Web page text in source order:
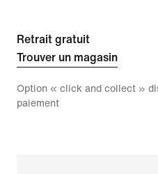
Retrait gratuit
Trouver un magasin
Option « click and collect »
paiement